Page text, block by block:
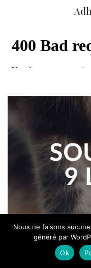
Nous ne faisons
généré par
Ok